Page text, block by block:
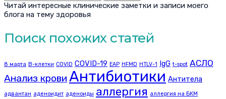
Читай интересные клинические заметки и записи моего
блога на тему здоровья
Поиск похожих статей
8 марта B-клетки COVID COVID-19 EAP HFMD HTLV-1 IgG t-spot АСЛО
Анализ крови Антибиотики Антитела
адвантан аденоидит аденоиды аллергия аллергия на БКМ